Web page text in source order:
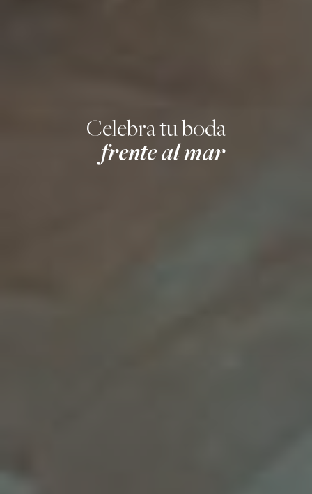
Celebra tu boda
frente al mar